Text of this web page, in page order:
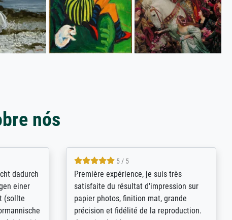
nós
kann sich
4.8 / 5
Qualité absolument irréprochable.
Extraordinaire diversité des thèmes
abordés et personnalisation des
demandes (recadrage, réajustement des